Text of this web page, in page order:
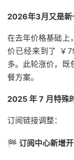
2026年3月又是新
在去年价格基础上
价已经来到了 ￥
多。此轮涨价，既
餐方案。
2025 年 7 月特殊
订阅链接调整：
🏁 订阅中心新增